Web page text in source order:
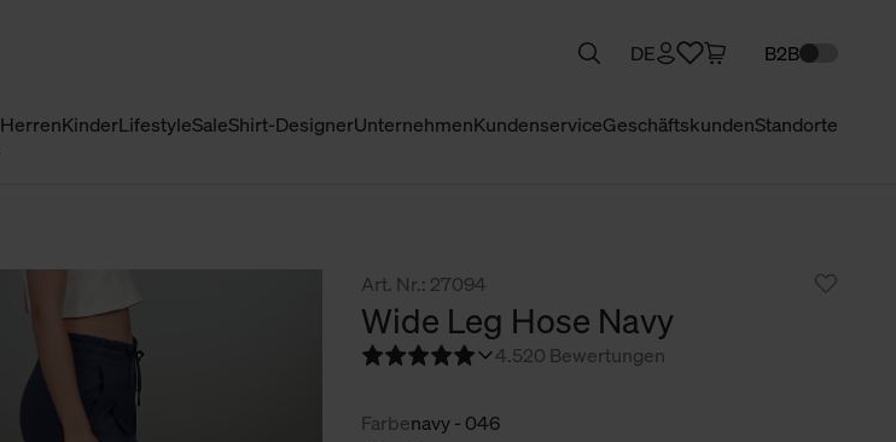
HerrenKinderLifestyleSaleShirt-DesignerUnternehmenKundenserviceGeschäftskundenStandorte
DE B2B
Art. Nr.: 27094
Wide Leg Hose Navy
4.520 Bewertungen
Farbenavy - 046